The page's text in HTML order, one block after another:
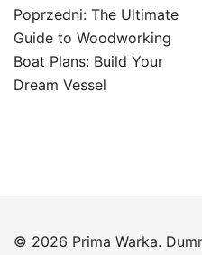
Nawigacja
wpisu
Poprzedni: The Ultimate
Guide to Woodworking
Boat Plans: Build Your
Dream Vessel
© 2026 Prima Warka.